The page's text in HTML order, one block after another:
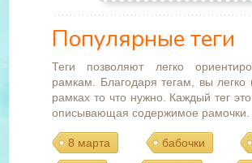
Популярные теги
Теги позволяют легко
рамкам. Благодаря тегам, вы легко
рамках то что нужно. Каждый тег это
описывающая содержимое рамочки.
8 марта бабочки